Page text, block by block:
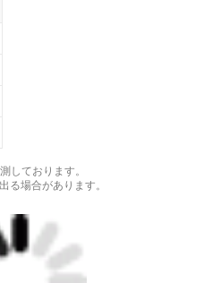
しております。
る場合があります。